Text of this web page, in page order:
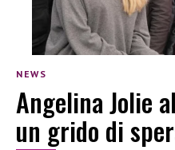
NEWS
Angelina Jolie
un grido di